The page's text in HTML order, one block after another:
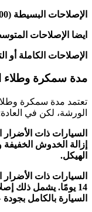
الإصلاحات البسيطة (2000 – 5000 جنيه)
ايضا الإصلاحات المتوسطة (5000 –
الإصلاحات الكاملة أو الترميم (10000
مدة سمكرة وطلاء
تعتمد مدة سمكرة
الورشة، لكن في
إزالة الخدوش
الهيكل.
14 يومًا. يشمل ذلك
السيارة بالكامل بجودة